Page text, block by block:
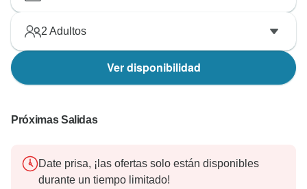
2 Adultos
Ver disponibilidad
Próximas Salidas
Date prisa, ¡las ofertas solo están disponibles
durante un tiempo limitado!